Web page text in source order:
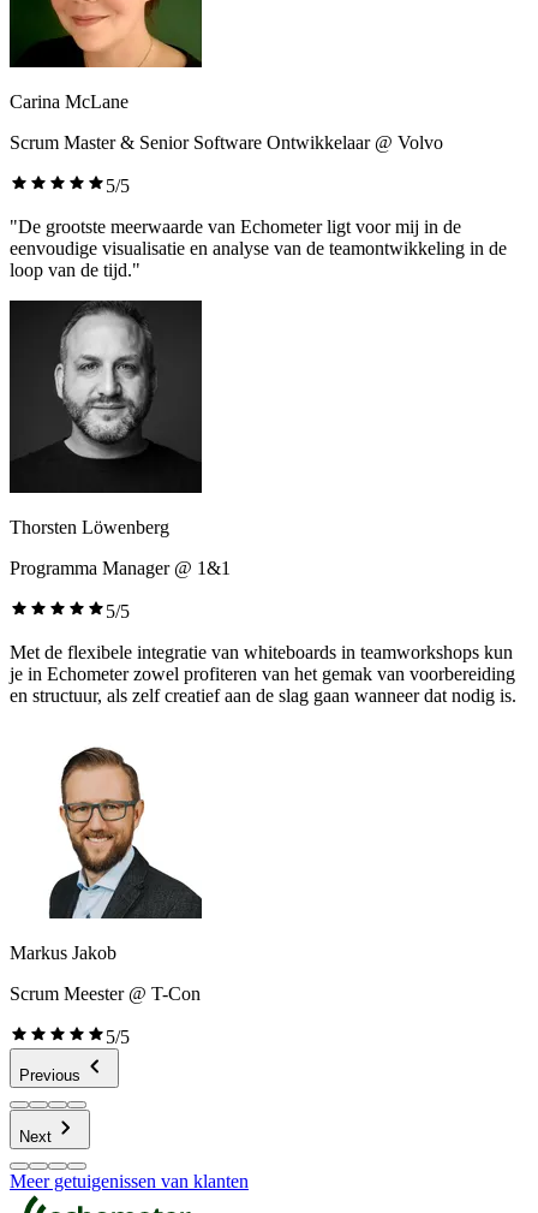
Carina McLane
Scrum Master & Senior Software Ontwikkelaar @ Volvo
5/5
"De grootste meerwaarde van Echometer ligt voor mij in de
eenvoudige visualisatie en analyse van de teamontwikkeling in de
loop van de tijd."
Thorsten Löwenberg
Programma Manager @ 1&1
5/5
Met de flexibele integratie van whiteboards in teamworkshops kun
je in Echometer zowel profiteren van het gemak van voorbereiding
en structuur, als zelf creatief aan de slag gaan wanneer dat nodig is.
Markus Jakob
Scrum Meester @ T-Con
5/5
Previous
Next
Meer getuigenissen van klanten